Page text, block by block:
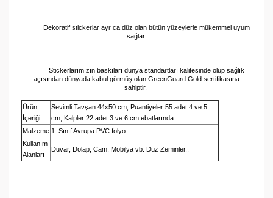
Dekoratif stickerlar ayrıca düz olan bütün yüzeylerle mükemmel uyum
sağlar.
Stickerlarımızın baskıları dünya standartları kalitesinde olup sağlık
açısından dünyada kabul görmüş olan GreenGuard Gold sertifikasına
sahiptir.
Ürün
İçeriği
Sevimli Tavşan 44x50 cm, Puantiyeler 55 adet 4 ve 5
cm, Kalpler 22 adet 3 ve 6 cm ebatlarında
Malzeme 1. Sınıf Avrupa PVC folyo
Kullanım
Alanları
Duvar, Dolap, Cam, Mobilya vb. Düz Zeminler..